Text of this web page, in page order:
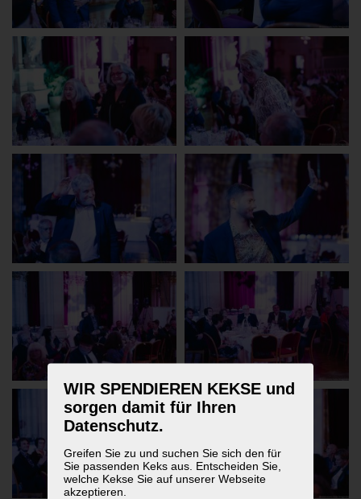
WIR SPENDIEREN KEKSE und
sorgen damit für Ihren
Datenschutz.
Greifen Sie zu und suchen Sie sich den für
Sie passenden Keks aus. Entscheiden Sie,
welche Kekse Sie auf unserer Webseite
akzeptieren.